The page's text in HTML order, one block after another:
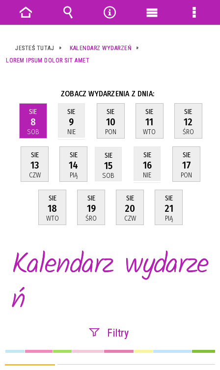
JESTEŚ TUTAJ
KALENDARZ WYDARZEŃ
LOREM IPSUM DOLOR SIT AMET
ZOBACZ WYDARZENIA Z DNIA:
SIE
8
SOB
SIE
9
NIE
SIE
10
PON
SIE
11
WTO
SIE
12
ŚRO
SIE
13
CZW
SIE
14
PIĄ
SIE
15
SOB
SIE
16
NIE
SIE
17
PON
SIE
18
WTO
SIE
19
ŚRO
SIE
20
CZW
SIE
21
PIĄ
Kalendarz wydarze
ń
Filtry
Strona
główna
Wyszukiwarka
NarzędziaMenu
Menu